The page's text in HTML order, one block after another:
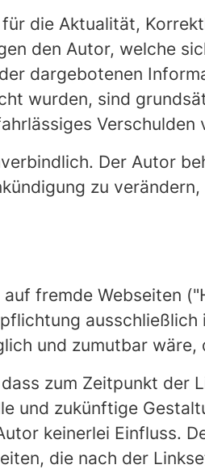
die Aktualität,
den Autor, welche
dargebotenen
wurden, sind
Verschulden
Der Autor
zu
fremde Webseiten
und zumutbar
zum Zeitpunkt der
und zukünftige
keinerlei Einfluss.
die nach der